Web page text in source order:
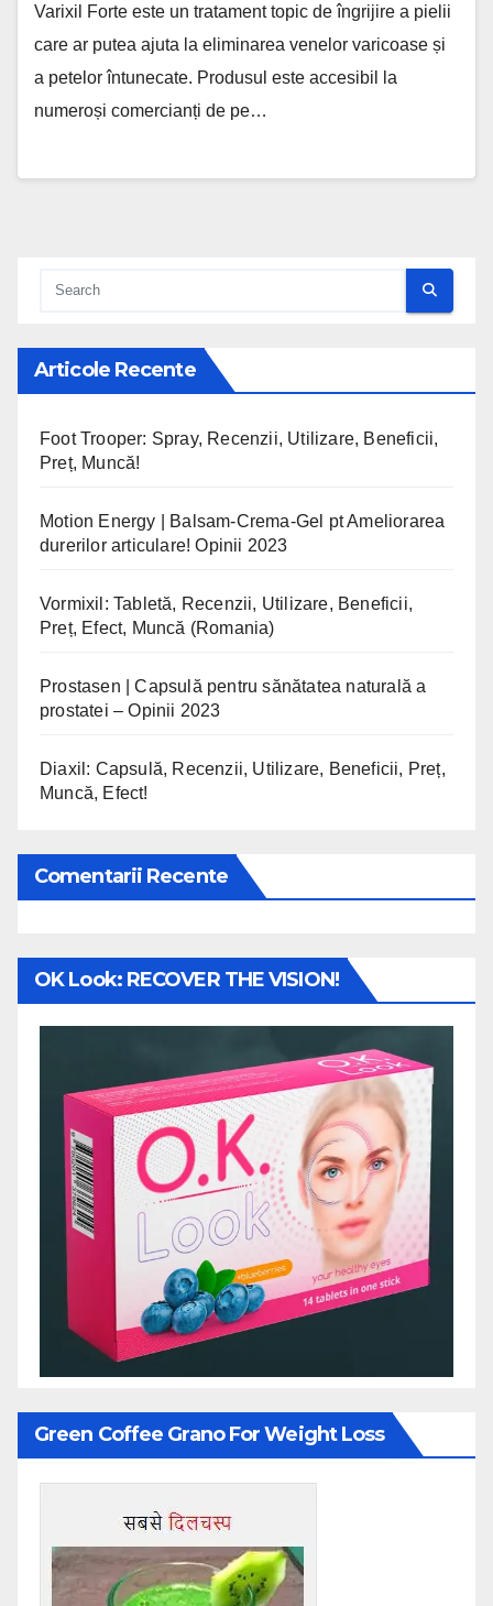
Varixil Forte este un tratament topic de îngrijire a pielii
care ar putea ajuta la eliminarea venelor varicoase și
a petelor întunecate. Produsul este accesibil la
numeroși comercianți de pe…
Articole Recente
Foot Trooper: Spray, Recenzii, Utilizare, Beneficii,
Preț, Muncă!
Motion Energy | Balsam-Crema-Gel pt Ameliorarea
durerilor articulare! Opinii 2023
Vormixil: Tabletă, Recenzii, Utilizare, Beneficii,
Preț, Efect, Muncă (Romania)
Prostasen | Capsulă pentru sănătatea naturală a
prostatei – Opinii 2023
Diaxil: Capsulă, Recenzii, Utilizare, Beneficii, Preț,
Muncă, Efect!
Comentarii Recente
OK Look: RECOVER THE VISION!
Green Coffee Grano For Weight Loss